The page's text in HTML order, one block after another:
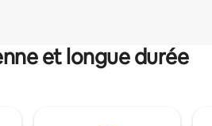
et longue durée